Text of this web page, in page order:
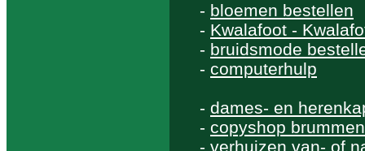
- bloemen bestellen
- Kwalafoot -
- bruidsmode
- computerhulp
- dames- en
- copyshop brummen
- verhuizen van- of